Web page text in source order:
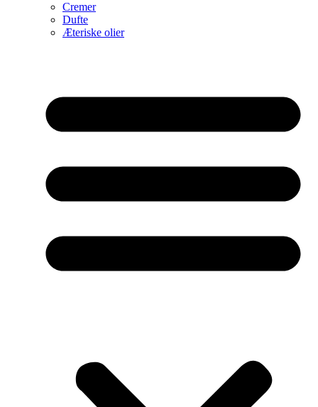
Cremer
Dufte
Æteriske olier